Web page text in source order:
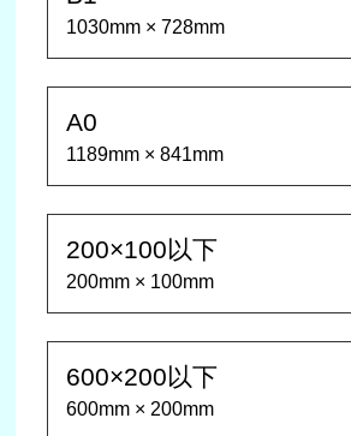
1030mm × 728mm
A0
1189mm × 841mm
200×100以下
200mm × 100mm
600×200以下
600mm × 200mm